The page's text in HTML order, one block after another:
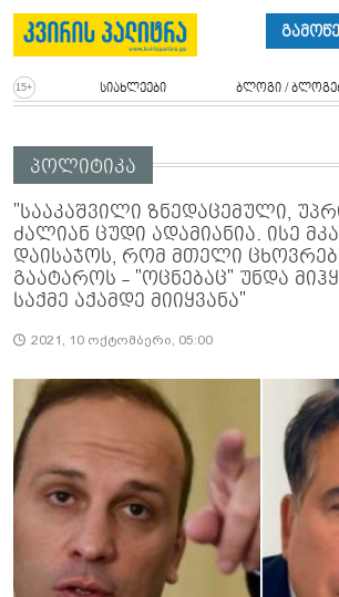
სიახლეები ბლოგი /
პოლიტიკა
"სააკაშვილი ზნედაცემული,
ძალიან ცუდი ადამიანია. ისე
დაისაჯოს, რომ მთელი
გაატაროს - "ოცნებაც" უნდა
საქმე აქამდე მიიყვანა"
2021, 10 ოქტომბერი, 05:00